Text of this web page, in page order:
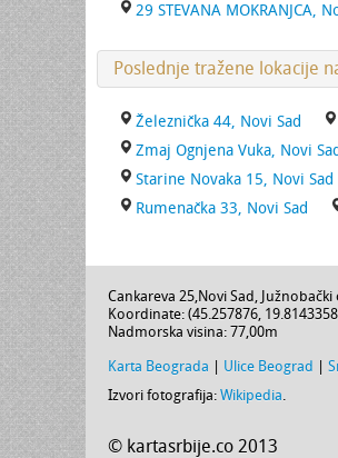
29 STEVANA MOKRANJCA,
Poslednje tražene lokacije
Železnička 44, Novi Sad
Zmaj Ognjena Vuka, Novi Sad
Starine Novaka 15, Novi Sad
Rumenačka 33, Novi Sad
Cankareva 25,Novi Sad,
Koordinate: (45.257876, 19.8143358
Nadmorska visina: 77,00m
Karta Beograda Ulice Beograd
Izvori fotografija: Wikipedia.
© kartasrbije.co 2013